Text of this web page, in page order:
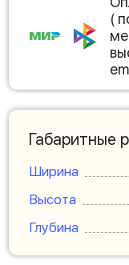
(
Габаритные
Ширина
Высота
Глубина